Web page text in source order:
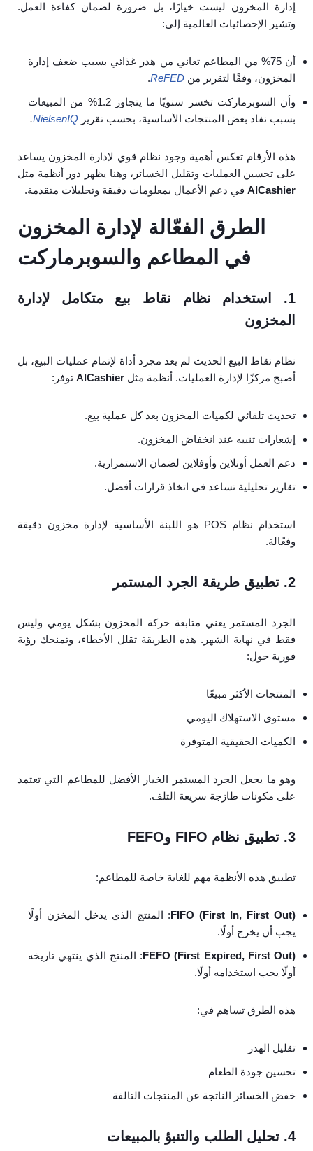
إدارة المخزون ليست خيارًا، بل ضرورة لضمان كفاءة العمل.
وتشير الإحصائيات العالمية إلى:
أن 75% من المطاعم تعاني من هدر غذائي بسبب ضعف إدارة
المخزون، وفقًا لتقرير من ReFED
.
وأن السوبرماركت تخسر سنويًا ما يتجاوز 1.2% من المبيعات
بسبب نفاد بعض المنتجات الأساسية، بحسب تقرير NielsenIQ
.
هذه الأرقام تعكس أهمية وجود نظام قوي لإدارة المخزون يساعد
على تحسين العمليات وتقليل الخسائر، وهنا يظهر دور أنظمة مثل
AlCashier في دعم الأعمال بمعلومات دقيقة وتحليلات متقدمة.
الطرق الفعّالة لإدارة المخزون
في المطاعم والسوبرماركت
1. استخدام نظام نقاط بيع متكامل لإدارة
المخزون
نظام نقاط البيع الحديث لم يعد مجرد أداة لإتمام عمليات البيع، بل
أصبح مركزًا لإدارة العمليات. أنظمة مثل AlCashier توفر:
تحديث تلقائي لكميات المخزون بعد كل عملية بيع.
إشعارات تنبيه عند انخفاض المخزون.
دعم العمل أونلاين وأوفلاين لضمان الاستمرارية.
تقارير تحليلية تساعد في اتخاذ قرارات أفضل.
استخدام نظام POS هو اللبنة الأساسية لإدارة مخزون دقيقة
وفعّالة.
2. تطبيق طريقة الجرد المستمر
الجرد المستمر يعني متابعة حركة المخزون بشكل يومي وليس
فقط في نهاية الشهر. هذه الطريقة تقلل الأخطاء، وتمنحك رؤية
فورية حول:
المنتجات الأكثر مبيعًا
مستوى الاستهلاك اليومي
الكميات الحقيقية المتوفرة
وهو ما يجعل الجرد المستمر الخيار الأفضل للمطاعم التي تعتمد
على مكونات طازجة سريعة التلف.
3. تطبيق نظام FIFO وFEFO
تطبيق هذه الأنظمة مهم للغاية خاصة للمطاعم:
FIFO (First In, First Out): المنتج الذي يدخل المخزن أولًا
يجب أن يخرج أولًا.
FEFO (First Expired, First Out): المنتج الذي ينتهي تاريخه
أولًا يجب استخدامه أولًا.
هذه الطرق تساهم في:
تقليل الهدر
تحسين جودة الطعام
خفض الخسائر الناتجة عن المنتجات التالفة
4. تحليل الطلب والتنبؤ بالمبيعات